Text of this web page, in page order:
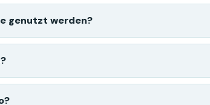
genutzt werden?